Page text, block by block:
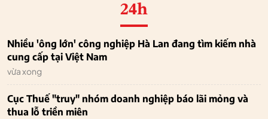
24h
Nhiều 'ông lớn' công nghiệp Hà Lan đang tìm kiếm nhà
cung cấp tại Việt Nam
vừa xong
Cục Thuế "truy" nhóm doanh nghiệp báo lãi mỏng và
thua lỗ triền miên